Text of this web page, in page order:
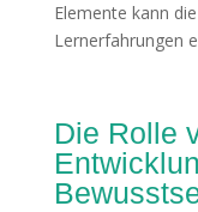
Elemente kann
Lernerfahrungen
Die Rolle